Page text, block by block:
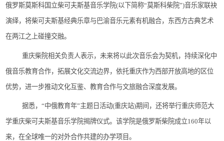
俄罗斯莫斯科国立柴可夫斯基音乐学院(以下简称“莫斯科柴院”)音乐家联袂
演绎，将柴可夫斯基经典乐章与巴渝音乐元素有机融合，东西方古典艺术
在两江之上碰撞交融。
重庆柴院相关负责人表示，未来将以此次音乐会为契机，持续深化中
俄音乐教育合作，拓展文化交流边界，依托重庆作为西部开放高地的区位
优势，进一步推动文化互鉴、教育合作与文旅融合深度发展。
据悉， “中俄教育年”主题日活动(重庆站)期间，还将举行重庆师范大
学重庆柴可夫斯基音乐学院揭牌仪式。该学院是俄罗斯柴院成立160年以
来，在全球唯一的对外合作共建的办学项目。